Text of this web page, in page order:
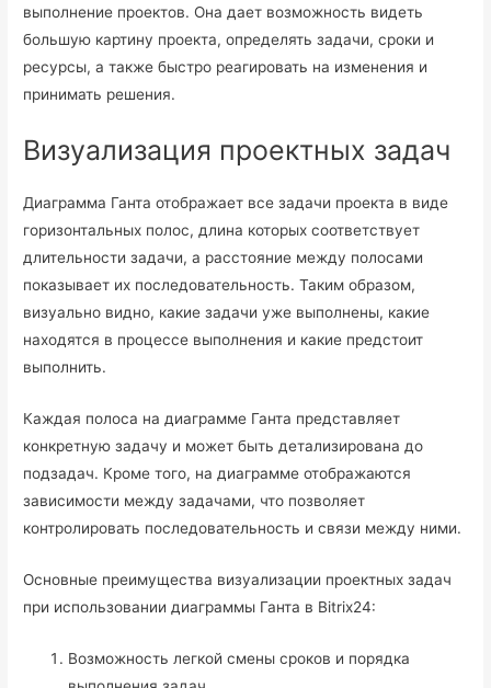
выполнение проектов. Она дает возможность видеть
большую картину проекта, определять задачи, сроки и
ресурсы, а также быстро реагировать на изменения и
принимать решения.
Визуализация проектных задач
Диаграмма Ганта отображает все задачи проекта в виде
горизонтальных полос, длина которых соответствует
длительности задачи, а расстояние между полосами
показывает их последовательность. Таким образом,
визуально видно, какие задачи уже выполнены, какие
находятся в процессе выполнения и какие предстоит
выполнить.
Каждая полоса на диаграмме Ганта представляет
конкретную задачу и может быть детализирована до
подзадач. Кроме того, на диаграмме отображаются
зависимости между задачами, что позволяет
контролировать последовательность и связи между ними.
Основные преимущества визуализации проектных задач
при использовании диаграммы Ганта в Bitrix24:
Возможность легкой смены сроков и порядка